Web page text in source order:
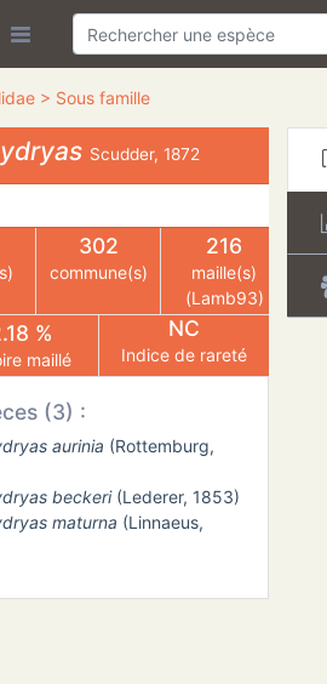
> Sous famille
Scudder, 1872
302
commune(s)
216
maille(s)
(Lamb93)
%
maillé
NC
Indice de rareté
(3) :
aurinia (Rottemburg,
beckeri(Lederer, 1853)
maturna (Linnaeus,